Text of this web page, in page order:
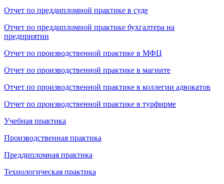
Отчет по преддипломной практике в суде
Отчет по преддипломной практике бухгалтера на
предприятии
Отчет по производственной практике в МФЦ
Отчет по производственной практике в магните
Отчет по производственной практике в коллегии адвокатов
Отчет по производственной практике в турфирме
Учебная практика
Производственная практика
Преддипломная практика
Технологическая практика